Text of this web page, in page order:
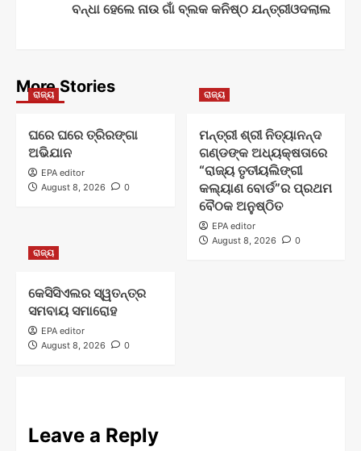
ବନ୍ଧା ହେଲେ ନାଉ ଗାଁ ବ୍ଲକ କନିଷ୍ଠ ଯନ୍ତ୍ରୀଓଦଲାଲ
More Stories
ରାଜ୍ୟ
ଘରେ ଘରେ ତ୍ରିରଙ୍ଗା
ଅଭିଯାନ
EPA editor
August 8, 2026
0
ରାଜ୍ୟ
ମନ୍ତ୍ରୀ ଶ୍ରୀ ନିତ୍ୟାନନ୍ଦ
ଗଣ୍ଡଙ୍କ ଅଧ୍ୟକ୍ଷତାରେ
“ରାଜ୍ୟ ତୃତୀୟଲିଙ୍ଗୀ
କଲ୍ୟାଣ ବୋର୍ଡ”ର ପ୍ରଥମ
ବୈଠକ ଅନୁଷ୍ଠିତ
EPA editor
August 8, 2026
0
ରାଜ୍ୟ
କେସିସିଏଲର ସ୍ୱତନ୍ତ୍ର
ସମବାୟ ସମାରୋହ
EPA editor
August 8, 2026
0
Leave a Reply